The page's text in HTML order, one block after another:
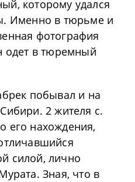
которому удался
Именно в тюрьме и
фотография
одет в тюремный
побывал и на
2 жителя с.
его нахождения,
силой, лично
Зная, что в